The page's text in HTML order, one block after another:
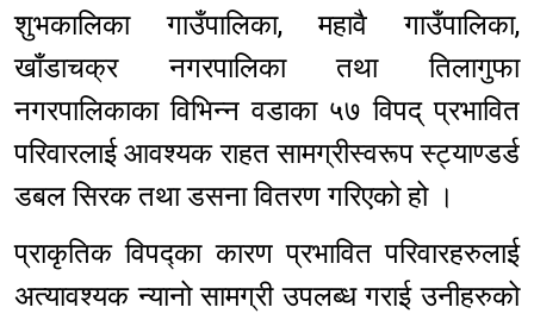
शुभकालिका गाउँपालिका, महावै गाउँपालिका,
खाँडाचक्र नगरपालिका तथा तिलागुफा
नगरपालिकाका विभिन्न वडाका ५७ विपद् प्रभावित
परिवारलाई आवश्यक राहत सामग्रीस्वरूप स्ट्याण्डर्ड
डबल सिरक तथा डसना वितरण गरिएको हो ।
प्राकृतिक विपद्का कारण प्रभावित परिवारहरुलाई
अत्यावश्यक न्यानो सामग्री उपलब्ध गराई उनीहरुको